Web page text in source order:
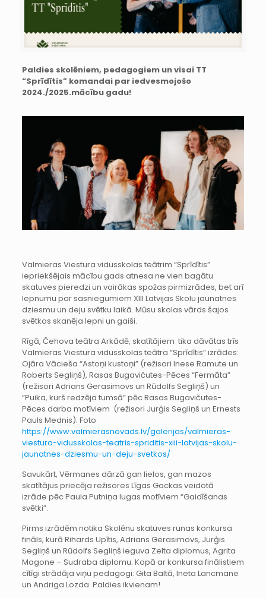
Paldies skolēniem, pedagogiem un visai TT
“Sprīdītis” komandai par iedvesmojošo
2024./2025.mācību gadu!
Valmieras Viestura vidusskolas teātrim “Sprīdītis”
iepriekšējais mācību gads atnesa ne vien bagātu
skatuves pieredzi un vairākas spožas pirmizrādes, bet arī
lepnumu par sasniegumiem XIII Latvijas Skolu jaunatnes
dziesmu un deju svētku laikā. Mūsu skolas vārds šajos
svētkos skanēja lepni un gaiši.
Rīgā, Čehova teātra Arkādē, skatītājiem tika dāvātas trīs
Valmieras Viestura vidusskolas teātra “Sprīdītis” izrādes:
Ojāra Vācieša “Astoņi kustoņi” (režisori Inese Ramute un
Roberts Segliņš), Rasas Bugavičutes-Pēces “Fermāta”
(režisori Adrians Gerasimovs un Rūdolfs Segliņš) un
“Puika, kurš redzēja tumsā” pēc Rasas Bugavičutes-
Pēces darba motīviem (režisori Jurģis Segliņš un Ernests
Pauls Mednis). Foto
https://www.valmierasnovads.lv/galerijas/valmieras-
viestura-vidusskolas-teatris-spriditis-xiii-latvijas-skolu-
jaunatnes-dziesmu-un-deju-svetkos/
Savukārt, Vērmanes dārzā gan lielos, gan mazos
skatītājus priecēja režisores Līgas Gackas veidotā
izrāde pēc Paula Putniņa lugas motīviem “Gaidīšanas
svētki”.
Pirms izrādēm notika Skolēnu skatuves runas konkursa
fināls, kurā Rihards Upītis, Adrians Gerasimovs, Jurģis
Segliņš un Rūdolfs Segliņš ieguva Zelta diplomus, Agrita
Magone – Sudraba diplomu. Kopā ar konkursa finālistiem
cītīgi strādāja viņu pedagogi: Gita Baltā, Ineta Lancmane
un Andriga Lozda. Paldies ikvienam!